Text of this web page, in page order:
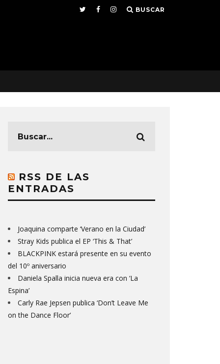
BUSCAR
RSS DE LAS
ENTRADAS
Joaquina comparte ‘Verano en la Ciudad’
Stray Kids publica el EP ‘This & That’
BLACKPINK estará presente en su evento
del 10º aniversario
Daniela Spalla inicia nueva era con ‘La
Espina’
Carly Rae Jepsen publica ‘Don’t Leave Me
on the Dance Floor’